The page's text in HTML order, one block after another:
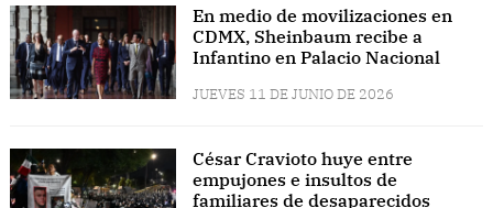
En medio de movilizaciones en
CDMX, Sheinbaum recibe a
Infantino en Palacio Nacional
JUEVES 11 DE JUNIO DE 2026
César Cravioto huye entre
empujones e insultos de
familiares de desaparecidos